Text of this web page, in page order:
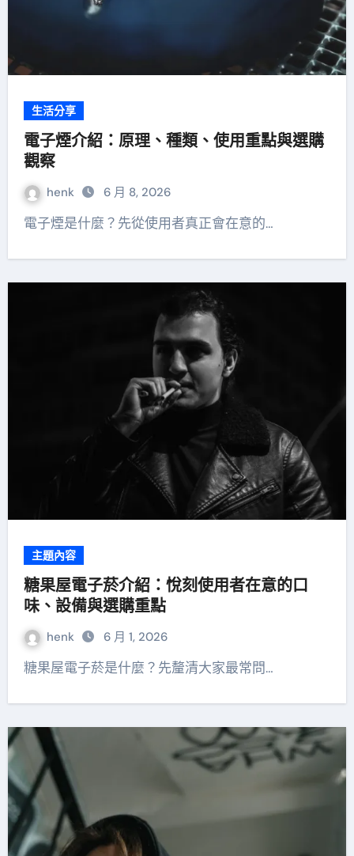
生活分享
電子煙介紹：原理、種類、使用重點與選購
觀察
henk 6 月 8, 2026
電子煙是什麼？先從使用者真正會在意的…
主題內容
糖果屋電子菸介紹：悅刻使用者在意的口
味、設備與選購重點
henk 6 月 1, 2026
糖果屋電子菸是什麼？先釐清大家最常問…